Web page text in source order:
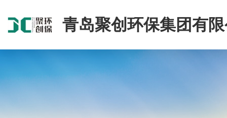
青岛聚创环保集团有